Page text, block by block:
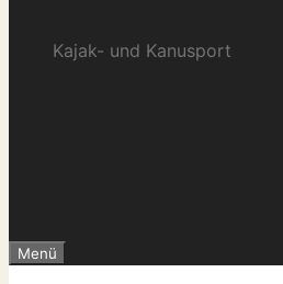
Kajak- und Kanusport
Menü